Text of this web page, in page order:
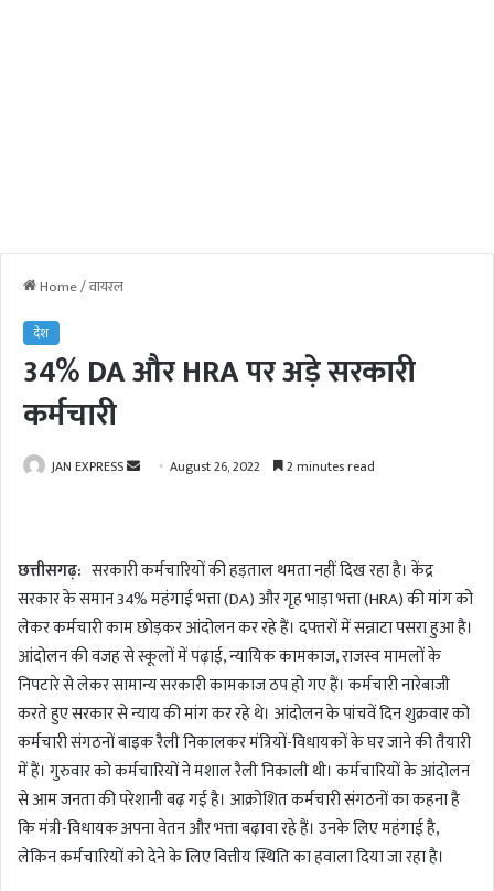
Home/वायरल
देश
34% DA और HRA पर अड़े सरकारी
कर्मचारी
JAN EXPRESS
a
n
e
m
a
i
l
August 26, 2022 2 minutes read
छत्तीसगढ़: सरकारी कर्मचारियों की हड़ताल थमता नहीं दिख रहा है। केंद्र
सरकार के समान 34% महंगाई भत्ता (DA) और गृह भाड़ा भत्ता (HRA) की मांग को
लेकर कर्मचारी काम छोड़कर आंदोलन कर रहे हैं। दफ्तरों में सन्नाटा पसरा हुआ है।
आंदोलन की वजह से स्कूलों में पढ़ाई, न्यायिक कामकाज, राजस्व मामलों के
निपटारे से लेकर सामान्य सरकारी कामकाज ठप हो गए हैं। कर्मचारी नारेबाजी
करते हुए सरकार से न्याय की मांग कर रहे थे। आंदोलन के पांचवें दिन शुक्रवार को
कर्मचारी संगठनों बाइक रैली निकालकर मंत्रियों-विधायकों के घर जाने की तैयारी
में हैं। गुरुवार को कर्मचारियों ने मशाल रैली निकाली थी। कर्मचारियों के आंदोलन
से आम जनता की परेशानी बढ़ गई है। आक्रोशित कर्मचारी संगठनों का कहना है
कि मंत्री-विधायक अपना वेतन और भत्ता बढ़ावा रहे हैं। उनके लिए महंगाई है,
लेकिन कर्मचारियों को देने के लिए वित्तीय स्थिति का हवाला दिया जा रहा है।